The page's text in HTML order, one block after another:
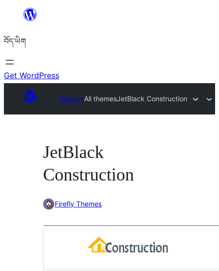
content
བོད་ཡིག
Get WordPress
ThemesAll themesJetBlack Construction
JetBlack
Construction
Firefly Themes